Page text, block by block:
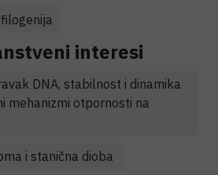
interesi
DNA, stabilnost i dinamika
mehanizmi otpornosti na
i stanična dioba